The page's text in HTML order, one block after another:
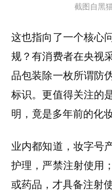
截图自黑
这也指向了一个核心
规？有消费者在央视
品包装除一枚所谓防
标识。更值得关注的
明，竟是多年前的化
业内都知道，妆字号
护理，严禁注射使用
或药品，才具备注射